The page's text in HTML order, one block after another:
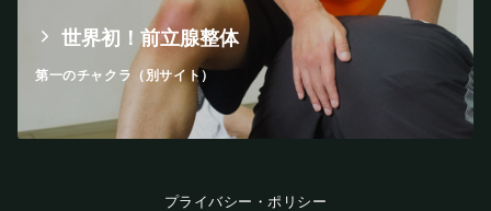
世界初！前立腺整体
第一のチャクラ（別サイト）
プライバシー・ポリシー